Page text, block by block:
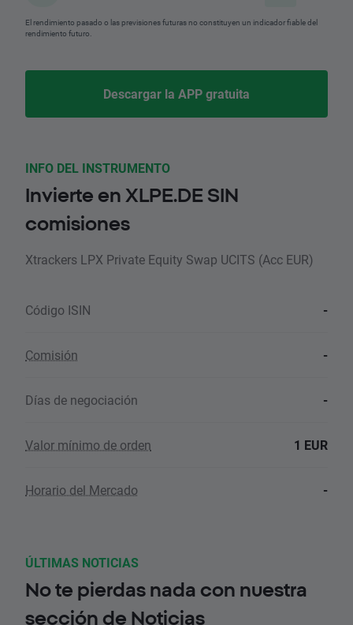
El rendimiento pasado o las previsiones futuras no constituyen un indicador fiable del
rendimiento futuro.
Descargar la APP gratuita
INFO DEL INSTRUMENTO
Invierte en XLPE.DE SIN
comisiones
Xtrackers LPX Private Equity Swap UCITS (Acc EUR)
Código ISIN -
Comisión -
Días de negociación -
Valor mínimo de orden 1 EUR
Horario del Mercado -
ÚLTIMAS NOTICIAS
No te pierdas nada con nuestra
sección de Noticias